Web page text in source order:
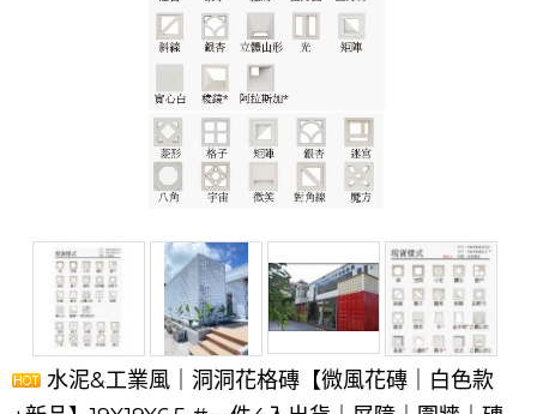
水泥&工業風｜洞洞花格磚【微風花磚｜白色款